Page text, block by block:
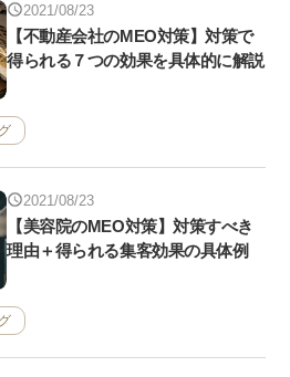
2021/08/23
【不動産会社のMEO対策】対策で
得られる７つの効果を具体的に解説
2021/08/23
【美容院のMEO対策】対策すべき
理由＋得られる集客効果の具体例